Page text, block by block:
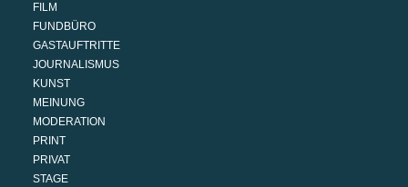
FILM
FUNDBÜRO
GASTAUFTRITTE
JOURNALISMUS
KUNST
MEINUNG
MODERATION
PRINT
PRIVAT
STAGE